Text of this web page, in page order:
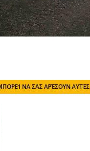
ΝΑ ΣΑΣ ΑΡΈΣΟΥΝ